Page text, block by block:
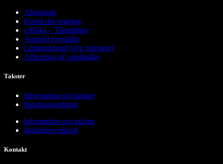
Afregning
Forstå din regning
e-Boks – Tilmelding
Anmeld ejerskifte
Ledningsbrud (evt. refusion)
Aflæsning af vandmåler
Takster
Information om takster
Betalingsvedtægt
Information om takster
Betalingsvedtægt
Kontakt